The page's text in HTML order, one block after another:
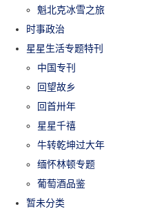
魁北克冰雪之旅
时事政治
星星生活专题特刊
中国专刊
回望故乡
回首卅年
星星千禧
牛转乾坤过大年
缅怀林顿专题
葡萄酒品鉴
暂未分类